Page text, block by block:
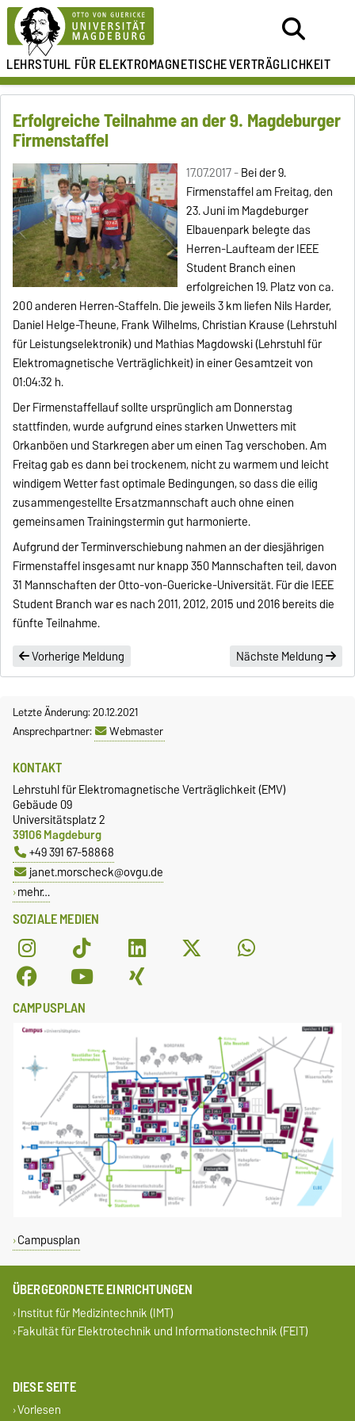
LEHRSTUHL FÜRELEKTROMAGNETISCHEVERTRÄGLICHKEIT
Erfolgreiche Teilnahme an der 9. Magdeburger
Firmenstaffel
17.07.2017 -Bei der 9.
Firmenstaffel am Freitag, den
23. Juni im Magdeburger
Elbauenpark belegte das
Herren-Laufteam der IEEE
Student Branch einen
erfolgreichen 19. Platz von ca.
200 anderen Herren-Staffeln. Die jeweils 3 km liefen Nils Harder,
Daniel Helge-Theune, Frank Wilhelms, Christian Krause (Lehrstuhl
für Leistungselektronik) und Mathias Magdowski (Lehrstuhl für
Elektromagnetische Verträglichkeit) in einer Gesamtzeit von
01:04:32 h.
Der Firmenstaffellauf sollte ursprünglich am Donnerstag
stattfinden, wurde aufgrund eines starken Unwetters mit
Orkanböen und Starkregen aber um einen Tag verschoben. Am
Freitag gab es dann bei trockenem, nicht zu warmem und leicht
windigem Wetter fast optimale Bedingungen, so dass die eilig
zusammengestellte Ersatzmannschaft auch ohne einen
gemeinsamen Trainingstermin gut harmonierte.
Aufgrund der Terminverschiebung nahmen an der diesjährigen
Firmenstaffel insgesamt nur knapp 350 Mannschaften teil, davon
31 Mannschaften der Otto-von-Guericke-Universität. Für die IEEE
Student Branch war es nach 2011, 2012, 2015 und 2016 bereits die
fünfte Teilnahme.
Vorherige Meldung
Nächste Meldung
Letzte Änderung: 20.12.2021
Ansprechpartner:
Webmaster
SOZIALE MEDIEN
KONTAKT
Lehrstuhl für Elektromagnetische Verträglichkeit (EMV)
Gebäude 09
Universitätsplatz 2
39106 Magdeburg
+49 391 67-58868
janet.morscheck@ovgu.de
mehr…
CAMPUSPLAN
Campusplan
ÜBERGEORDNETE EINRICHTUNGEN
Institut für Medizintechnik (IMT)
Fakultät für Elektrotechnik und Informationstechnik (FEIT)
DIESE SEITE
Vorlesen